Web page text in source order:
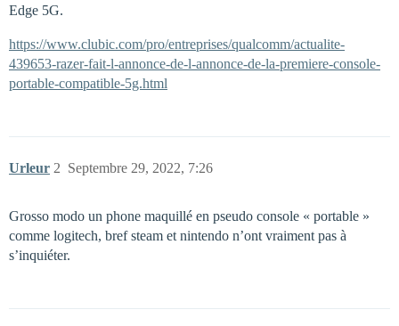
Edge 5G.
https://www.clubic.com/pro/entreprises/qualcomm/actualite-
439653-razer-fait-l-annonce-de-l-annonce-de-la-premiere-console-
portable-compatible-5g.html
Urleur Septembre 29, 2022, 7:26
2
Grosso modo un phone maquillé en pseudo console « portable »
comme logitech, bref steam et nintendo n’ont vraiment pas à
s’inquiéter.